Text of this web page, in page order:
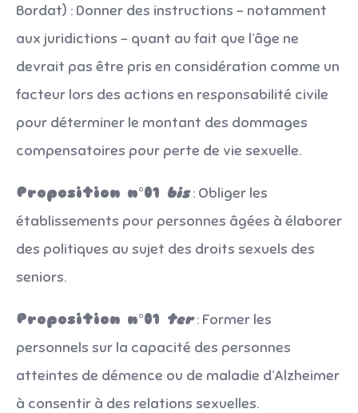
Bordat) : Donner des instructions – notamment
aux juridictions – quant au fait que l’âge ne
devrait pas être pris en considération comme un
facteur lors des actions en responsabilité civile
pour déterminer le montant des dommages
compensatoires pour perte de vie sexuelle.
Proposition n°01 bis: Obliger les
établissements pour personnes âgées à élaborer
des politiques au sujet des droits sexuels des
seniors.
Proposition n°01 ter: Former les
personnels sur la capacité des personnes
atteintes de démence ou de maladie d’Alzheimer
à consentir à des relations sexuelles.